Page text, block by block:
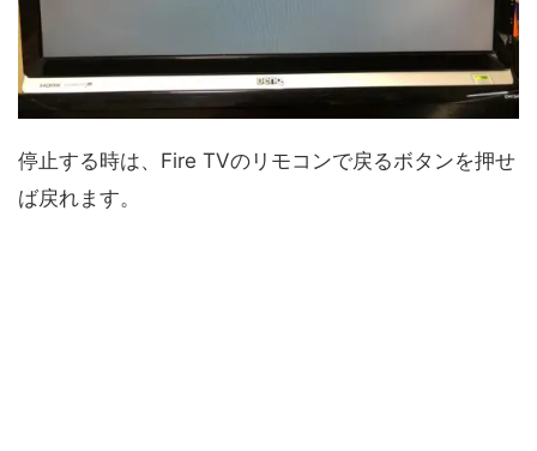
停止する時は、Fire TVのリモコンで戻るボタンを押せ
ば戻れます。